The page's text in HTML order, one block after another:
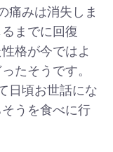
痛みは消失しま
までに回復
格が今ではよ
たそうです。
日頃お世話にな
うを食べに行